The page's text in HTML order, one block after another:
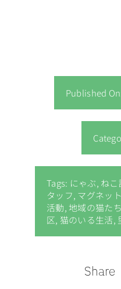
Published
Tags: にゃぶ, ねこ
タッフ, マグネット
活動,地域の猫た
区, 猫のいる生活,
Share